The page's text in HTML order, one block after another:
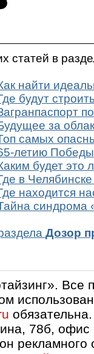
статей в
найти
будут
за
самых
летию
будет это
в
находится
синдрома
Дозор
обязательна.
78б, офис
рекламного